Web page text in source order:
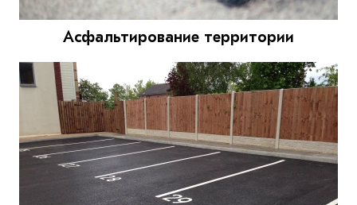
Асфальтирование территории